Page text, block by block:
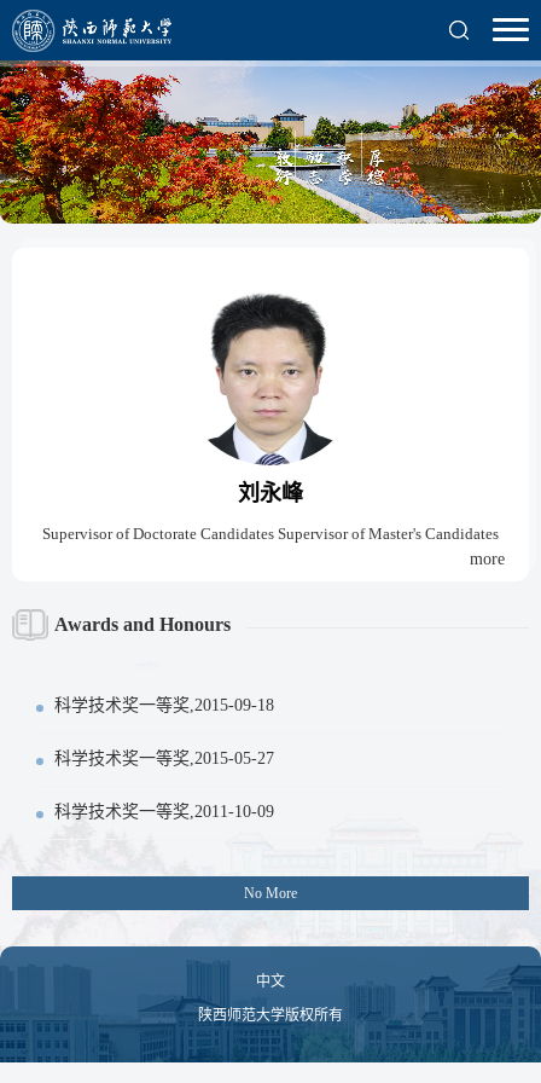
刘永峰
Supervisor of Doctorate Candidates Supervisor of Master's Candidates
more
Awards and Honours
科学技术奖一等奖,2015-09-18
科学技术奖一等奖,2015-05-27
科学技术奖一等奖,2011-10-09
No More
中文
陕西师范大学版权所有